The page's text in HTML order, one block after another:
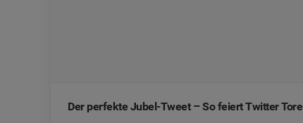
Der perfekte Jubel-Tweet – So feiert Twitter Tore